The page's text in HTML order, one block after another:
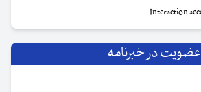
عضویت در خبرنامه